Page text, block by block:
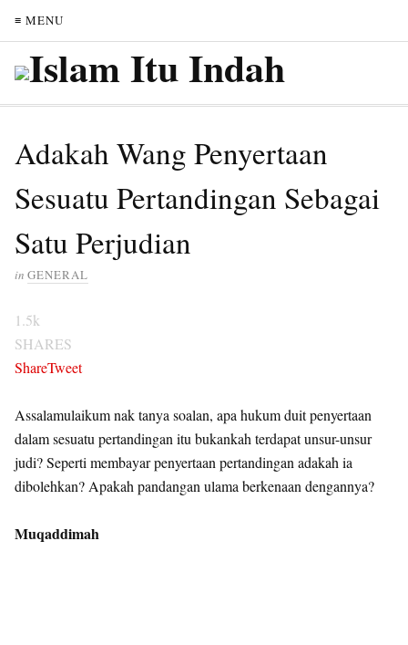
≡ MENU
Adakah Wang Penyertaan
Sesuatu Pertandingan Sebagai
Satu Perjudian
in GENERAL
1.5k
SHARES
ShareTweet
Assalamulaikum nak tanya soalan, apa hukum duit penyertaan
dalam sesuatu pertandingan itu bukankah terdapat unsur-unsur
judi? Seperti membayar penyertaan pertandingan adakah ia
dibolehkan? Apakah pandangan ulama berkenaan dengannya?
Muqaddimah